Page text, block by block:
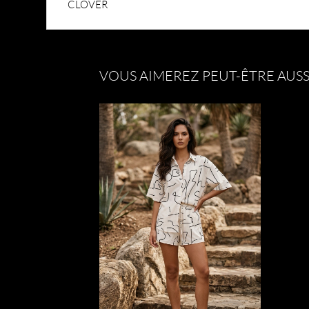
CLOVER
VOUS AIMEREZ PEUT-ÊTRE